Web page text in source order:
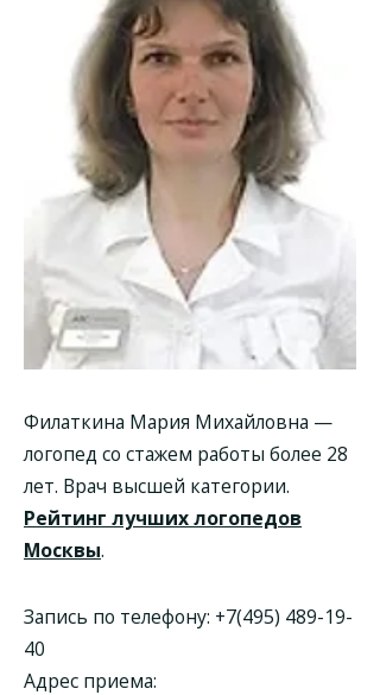
Филаткина Мария Михайловна —
логопед со стажем работы более 28
лет. Врач высшей категории.
Рейтинг лучших логопедов
Москвы.
Запись по телефону: +7(495) 489-19-
40
Адрес приема: